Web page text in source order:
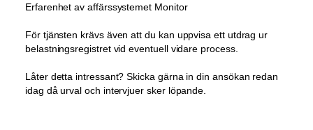
Erfarenhet av affärssystemet Monitor
För tjänsten krävs även att du kan uppvisa ett utdrag ur
belastningsregistret vid eventuell vidare process.
Låter detta intressant? Skicka gärna in din ansökan redan
idag då urval och intervjuer sker löpande.